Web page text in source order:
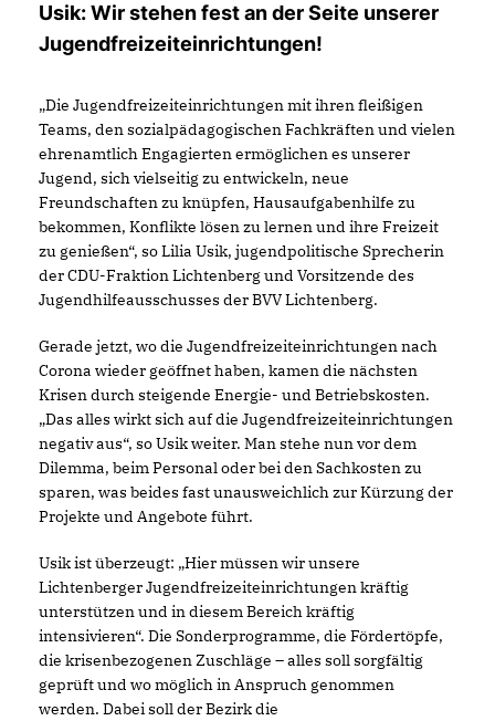
Usik: Wir stehen fest an der Seite unserer
Jugendfreizeiteinrichtungen!
Die Jugendfreizeiteinrichtungen mit ihren fleißigen
Teams, den sozialpädagogischen Fachkräften und vielen
ehrenamtlich Engagierten ermöglichen es unserer
Jugend, sich vielseitig zu entwickeln, neue
Freundschaften zu knüpfen, Hausaufgabenhilfe zu
bekommen, Konflikte lösen zu lernen und ihre Freizeit
zu genießen“, so Lilia Usik, jugendpolitische Sprecherin
der CDU-Fraktion Lichtenberg und Vorsitzende des
Jugendhilfeausschusses der BVV Lichtenberg.
Gerade jetzt, wo die Jugendfreizeiteinrichtungen nach
Corona wieder geöffnet haben, kamen die nächsten
Krisen durch steigende Energie- und Betriebskosten.
Das alles wirkt sich auf die Jugendfreizeiteinrichtungen
negativ aus“, so Usik weiter. Man stehe nun vor dem
Dilemma, beim Personal oder bei den Sachkosten zu
sparen, was beides fast unausweichlich zur Kürzung der
Projekte und Angebote führt.
Usik ist überzeugt: „Hier müssen wir unsere
Lichtenberger Jugendfreizeiteinrichtungen kräftig
unterstützen und in diesem Bereich kräftig
intensivieren“. Die Sonderprogramme, die Fördertöpfe,
die krisenbezogenen Zuschläge – alles soll sorgfältig
geprüft und wo möglich in Anspruch genommen
werden. Dabei soll der Bezirk die